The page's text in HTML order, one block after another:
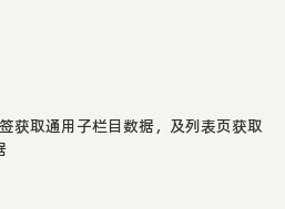
获取通用子栏目数据，及列表页获取